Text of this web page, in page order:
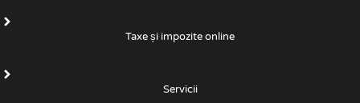
Taxe și impozite online
Servicii